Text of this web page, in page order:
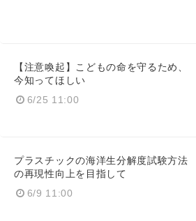
【注意喚起】こどもの命を守るため、
今知ってほしい
6/25 11:00
プラスチックの海洋生分解度試験方法
の再現性向上を目指して
6/9 11:00